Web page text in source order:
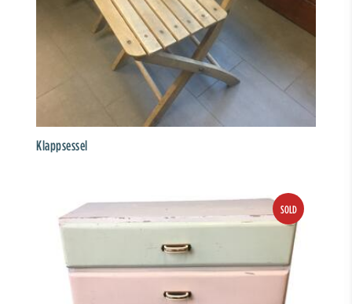
Klappsessel